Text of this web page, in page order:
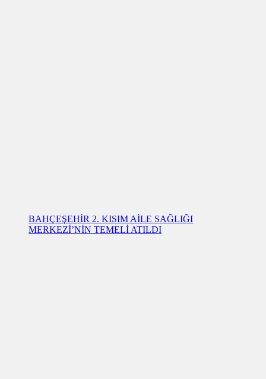
BAHÇEŞEHİR 2. KISIM AİLE SAĞLIĞI
MERKEZİ’NİN TEMELİ ATILDI